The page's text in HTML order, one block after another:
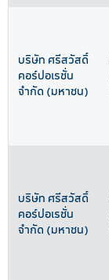
บริษัท ศรีสวัสดิ์
คอร์ปอเรชั่น
จำกัด (มหาชน)
บริษัท ศรีสวัสดิ์
คอร์ปอเรชั่น
จำกัด (มหาชน)